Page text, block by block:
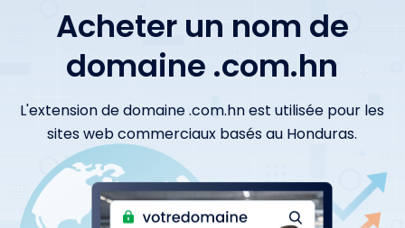
Acheter un nom de
domaine .com.hn
L'extension de domaine .com.hn est utilisée pour les
sites web commerciaux basés au Honduras.